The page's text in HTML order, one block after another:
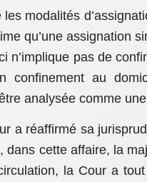
modalités
qu’une assignation
n’implique pas de
confinement au
analysée comme
a réaffirmé sa
dans cette affaire, la
la Cour a